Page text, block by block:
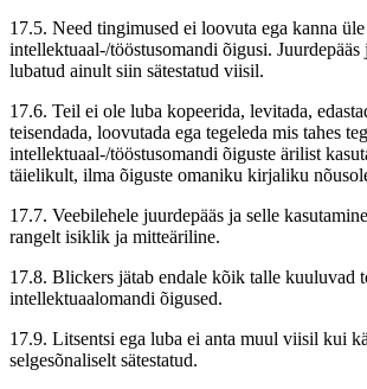
17.5. Need tingimused ei loovuta ega kanna
intellektuaal-/tööstusomandi õigusi. Juurdepääs
lubatud ainult siin sätestatud viisil.
17.6. Teil ei ole luba kopeerida, levitada,
teisendada, loovutada ega tegeleda mis tahes
intellektuaal-/tööstusomandi õiguste ärilist
täielikult, ilma õiguste omaniku kirjaliku
17.7. Veebilehele juurdepääs ja selle
rangelt isiklik ja mitteäriline.
17.8. Blickers jätab endale kõik talle kuuluvad
intellektuaalomandi õigused.
17.9. Litsentsi ega luba ei anta muul viisil kui
selgesõnaliselt sätestatud.